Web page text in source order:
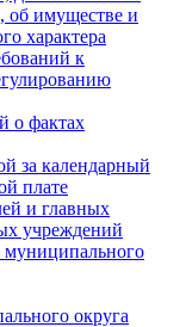
об имуществе и
характера
к
о фактах
за календарный
плате
и главных
учреждений
округа